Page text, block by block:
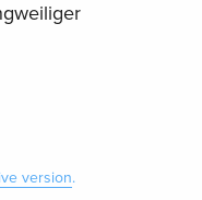
version.